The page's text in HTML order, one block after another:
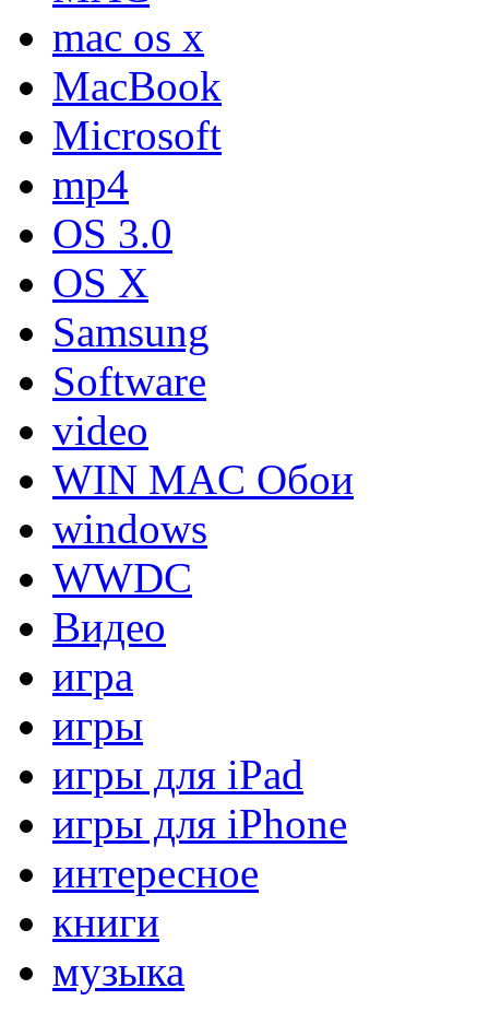
mac os x
MacBook
Microsoft
mp4
OS 3.0
OS X
Samsung
Software
video
WIN MAC Обои
windows
WWDC
Видео
игра
игры
игры для iPad
игры для iPhone
интересное
книги
музыка